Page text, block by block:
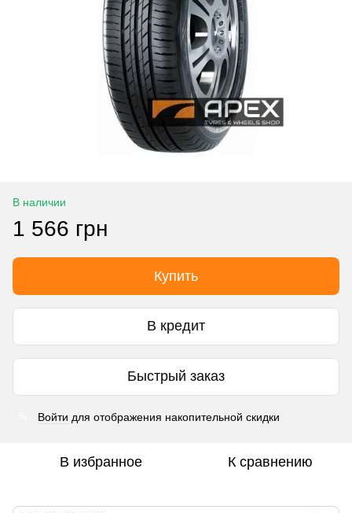
В наличии
1 566 грн
Купить
В кредит
Быстрый заказ
Войти для отображения накопительной скидки
В избранное К сравнению